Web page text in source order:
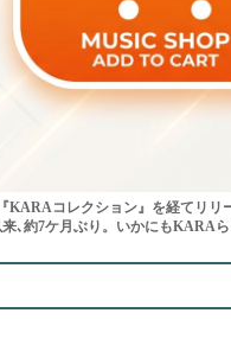
KARAコレクション』を経てリリ
､約7ケ月ぶり。いかにもKARA